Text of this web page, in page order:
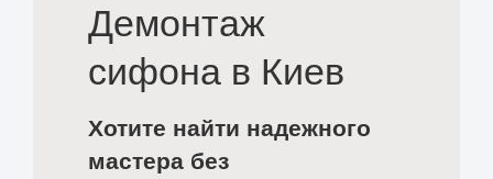
Демонтаж
сифона в Киев
Хотите найти надежного
мастера без